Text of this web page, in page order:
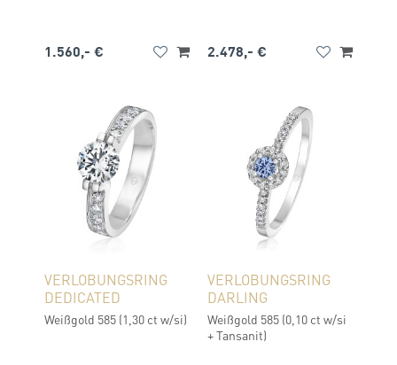
1.560,- € 2.478,- €
VERLOBUNGSRING
DEDICATED
Weißgold 585 (1,30 ct w/si)
VERLOBUNGSRING
DARLING
Weißgold 585 (0,10 ct w/si
+ Tansanit)